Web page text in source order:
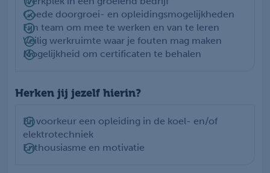
Goede doorgroei- en opleidingsmogelijkheden
Fijn team om mee te werken en van te leren
Veilig werkruimte waar je fouten mag maken
Mogelijkheid om certificaten te behalen
Herken jij jezelf hierin?
Bij voorkeur een opleiding in de koel- en/of
elektrotechniek
Enthousiasme en motivatie